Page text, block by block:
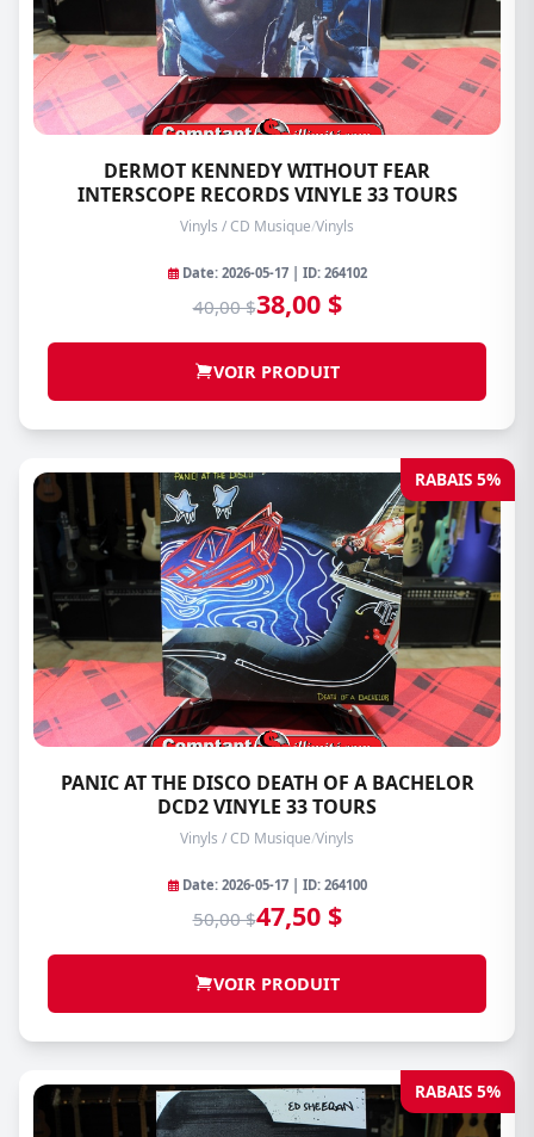
DERMOT KENNEDY WITHOUT FEAR
INTERSCOPE RECORDS VINYLE 33 TOURS
Vinyls / CD Musique/Vinyls
Date: 2026-05-17 | ID: 264102
40,00 $38,00 $
VOIR PRODUIT
RABAIS 5%
PANIC AT THE DISCO DEATH OF A BACHELOR
DCD2 VINYLE 33 TOURS
Vinyls / CD Musique/Vinyls
Date: 2026-05-17 | ID: 264100
50,00 $47,50 $
VOIR PRODUIT
RABAIS 5%